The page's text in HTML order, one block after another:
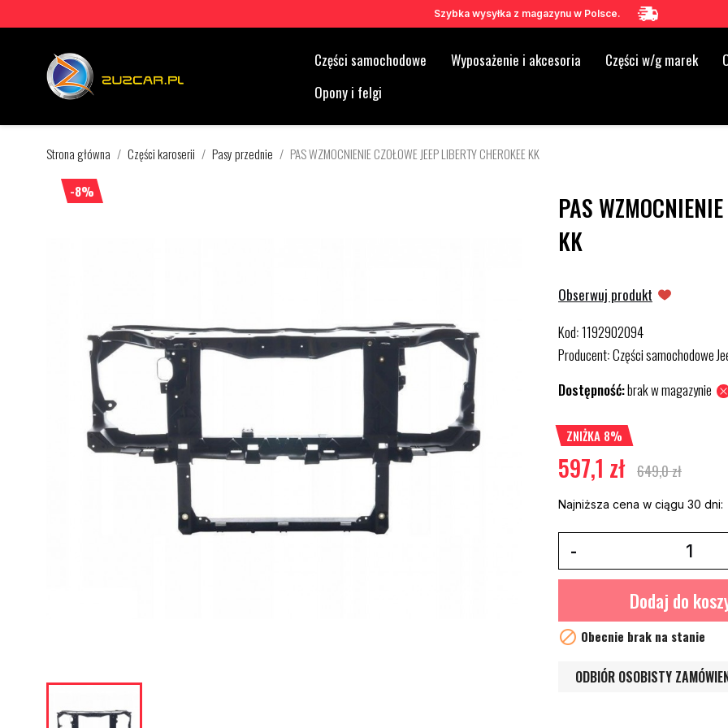
Szybka wysyłka z magazynu w Polsce.
Części samochodowe Wyposażenie i akcesoria Części w/g marek
Opony i felgi
Strona główna Części karoserii Pasy przednie PAS WZMOCNIENIE CZOŁOWE JEEP LIBERTY CHEROKEE KK
-8%
PAS
KK
Obserwuj produkt
Kod:1192902094
Producent:Części samochodowe
Dostępność:brak w magazynie
ZNIŻKA 8%
597,1 zł 649,0 zł
Najniższa cena w ciągu 30 dni:
Dodaj do
 Obecnie brak na stanie
ODBIÓR OSOBISTY